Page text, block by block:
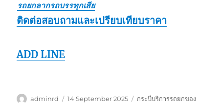
รถยกลากรถบรรทุกเสีย
ติดต่อสอบถามและเปรียบเทียบราคา
ADD LINE
Author
adminrd
Posted
14 September 2025 Tags
กระบี่บริการรถยกของ